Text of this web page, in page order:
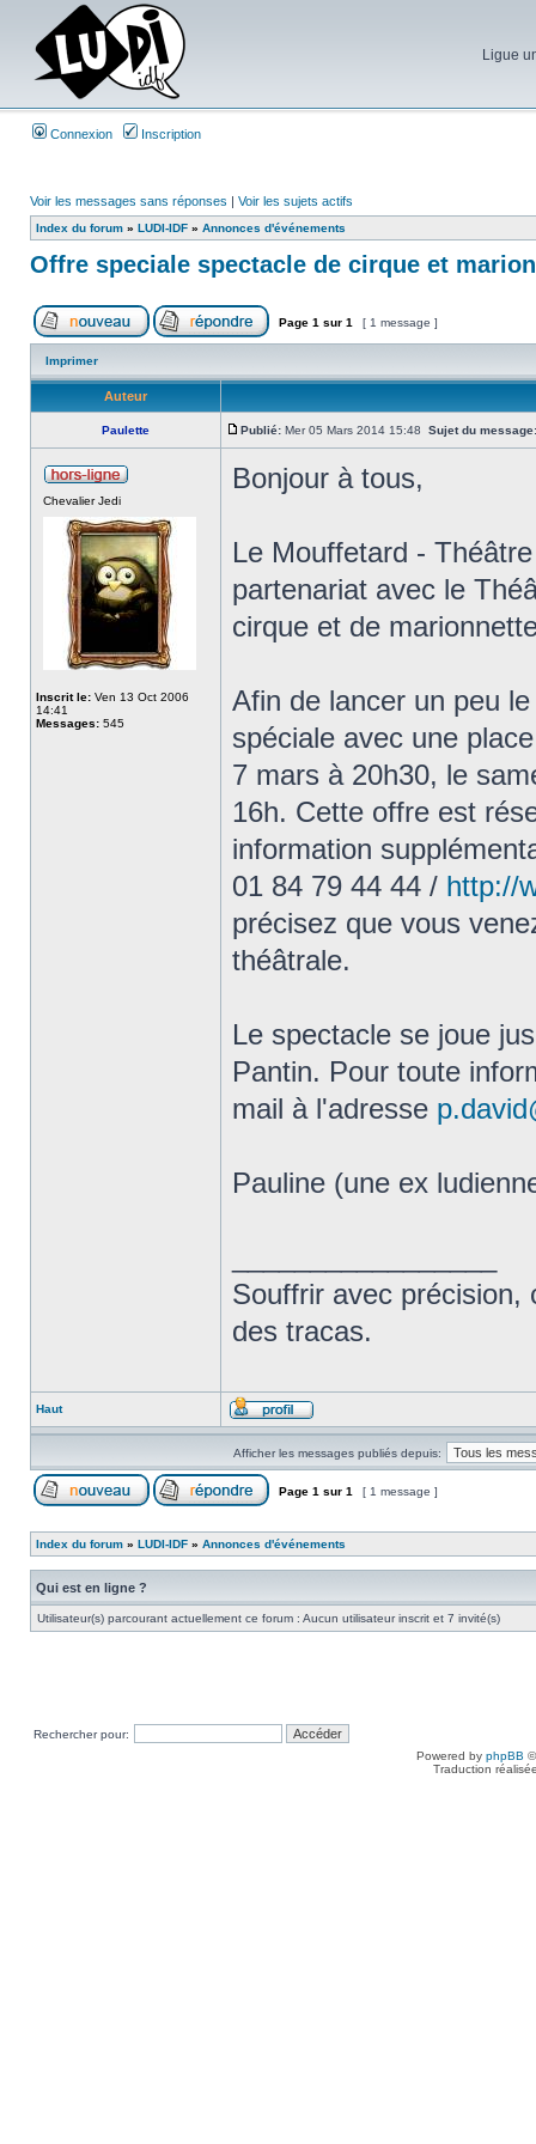
Ligue
Connexion Inscription
Voir les messages sans réponses | Voir les sujets actifs
Index du forum » LUDI-IDF » Annonces d'événements
Offre speciale spectacle de cirque et
Page 1 sur 1 [ 1 message ]
Imprimer
Auteur
Paulette Publié: Mer 05 Mars 2014 15:48 Sujet du message:
Chevalier Jedi
Inscrit le: Ven 13 Oct 2006
14:41
Messages: 545
Bonjour à tous,
Le Mouffetard -
partenariat avec le
cirque et de
Afin de lancer un peu
spéciale avec une
7 mars à 20h30, le
16h. Cette offre est
information
01 84 79 44 44 / http://
précisez que vous
théâtrale.
Le spectacle se joue
Pantin. Pour toute
mail à l'adresse
Pauline (une ex
Souffrir avec précision,
des tracas.
Haut
Afficher les messages publiés depuis:
Page 1 sur 1 [ 1 message ]
Index du forum » LUDI-IDF » Annonces d'événements
Qui est en ligne ?
Utilisateur(s) parcourant actuellement ce forum : Aucun utilisateur inscrit et 7 invité(s)
Rechercher pour:
Powered by phpBB
Traduction